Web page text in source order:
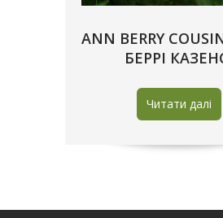
ANN BERRY
БЕРРІ
Читати далі